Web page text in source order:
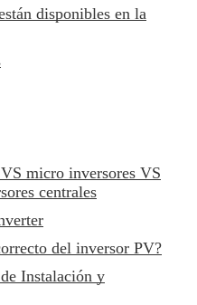
disponibles en la
micro inversores VS
centrales
del inversor PV?
Instalación y